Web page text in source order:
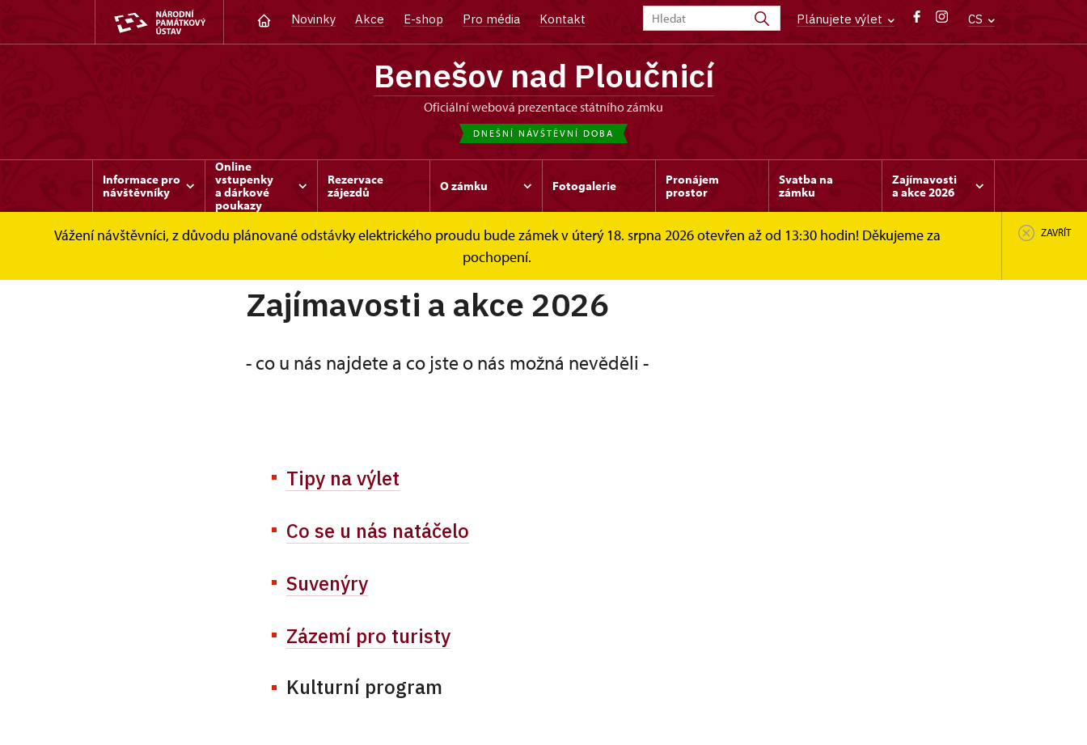
Novinky Akce E-shop Pro média Kontakt Plánujete výlet CS
Benešov nad Ploučnicí
oficiální webová prezentace státního zámku
DNEŠNÍ NÁVŠTĚVNÍ DOBA
Informace pro
návštěvníky
Online
vstupenky
a dárkové
poukazy
Rezervace
zájezdů
O zámku Fotogalerie
Pronájem
prostor
Svatba na
zámku
Zajímavosti
a akce 2026
Vážení návštěvníci, z důvodu plánované odstávky elektrického proudu bude zámek v úterý 18. srpna 2026 otevřen až od 13:30 hodin! Děkujeme za
pochopení.
ZAVŘÍT
Benešov nad Ploučnicí Zajímavosti a akce 2026
Zajímavosti a akce 2026
- co u nás najdete a co jste o nás možná nevěděli -
Tipy na výlet
Co se u nás natáčelo
Suvenýry
Zázemí pro turisty
Kulturní program